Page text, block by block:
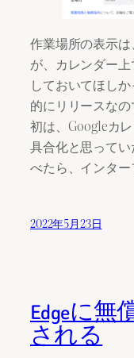
作業場所の表示
が、カレンダー
しておいてほし
的にリリースな
初は、Googleカ
具合化と思って
べたら、インター
2022年5月23日
Edgeに無
される